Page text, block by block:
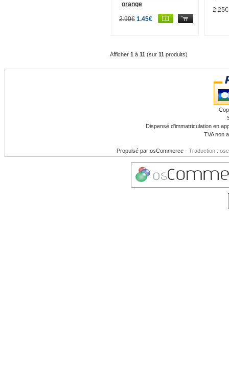
orange
2.90€ 1.45€
2.25€
Afficher 1 à 11 (sur 11 produits)
Dispensé d'immatriculation en
TVA non
Propulsé par osCommerce - Traduction :